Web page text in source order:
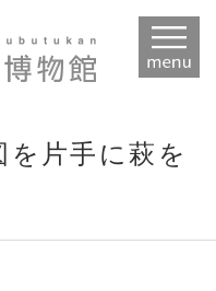
を片手に萩を